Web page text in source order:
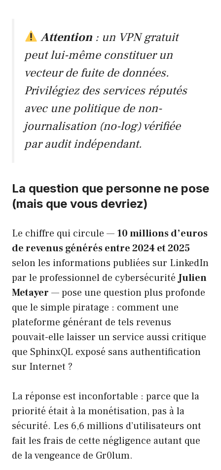
Attention : un VPN gratuit
peut lui-même constituer un
vecteur de fuite de données.
Privilégiez des services réputés
avec une politique de non-
journalisation (no-log) vérifiée
par audit indépendant.
La question que personne ne pose
(mais que vous devriez)
Le chiffre qui circule — 10 millions d’euros
de revenus générés entre 2024 et 2025
selon les informations publiées sur LinkedIn
par le professionnel de cybersécuritéJulien
Metayer — pose une question plus profonde
que le simple piratage : comment une
plateforme générant de tels revenus
pouvait-elle laisser un service aussi critique
que SphinxQL exposé sans authentification
sur Internet ?
La réponse est inconfortable : parce que la
priorité était à la monétisation, pas à la
sécurité. Les 6,6 millions d’utilisateurs ont
fait les frais de cette négligence autant que
de la vengeance de Gr0lum.